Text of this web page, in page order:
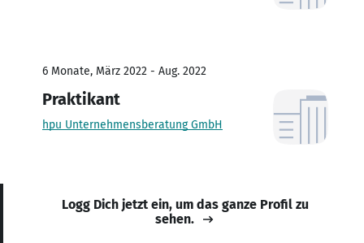
6 Monate, März 2022 - Aug. 2022
Praktikant
hpu Unternehmensberatung GmbH
Logg Dich jetzt ein, um das ganze Profil zu
sehen.